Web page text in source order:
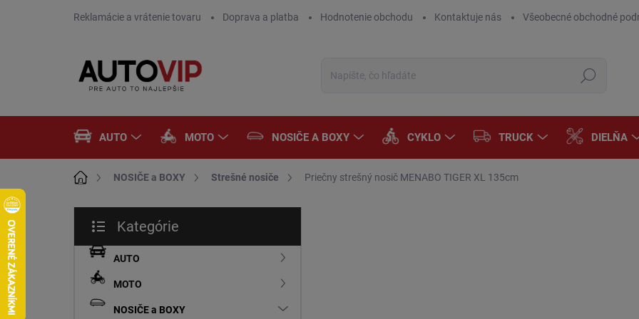
Reklamácie a vrátenie tovaru Doprava a platba Hodnotenie obchodu Kontaktuje nás Všeobecné obchodné
Hľadať
AUTO MOTO NOSIČE A BOXY CYKLO TRUCK DIELŇA
DomovNOSIČE a BOXY Strešné nosiče Priečny strešný nosič MENABO TIGER XL 135cm
č
kategórie
Kategórie
AUTO
MOTO
NOSIČE a BOXY